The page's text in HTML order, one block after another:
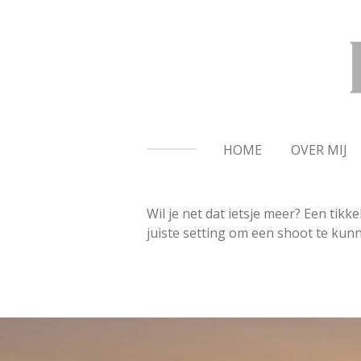
HOME OVER MIJ
Wil je net dat ietsje meer? Een
juiste setting om een shoot te